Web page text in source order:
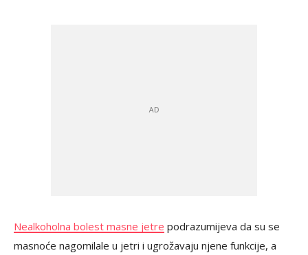
Nealkoholna bolest masne jetre podrazumijeva da su se
masnoće nagomilale u jetri i ugrožavaju njene funkcije, a